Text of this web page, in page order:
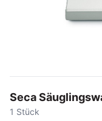
Seca
1 Stück